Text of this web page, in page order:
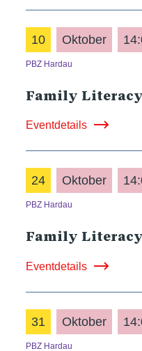
10 Oktober
PBZ Hardau
Family
Eventdetails
24 Oktober
PBZ Hardau
Family
Eventdetails
31 Oktober
PBZ Hardau